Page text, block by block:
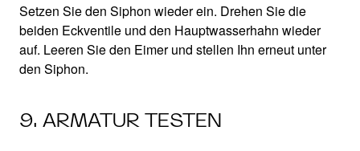
Setzen Sie den Siphon wieder ein. Drehen Sie die
beiden Eckventile und den Hauptwasserhahn wieder
auf. Leeren Sie den Eimer und stellen Ihn erneut unter
den Siphon.
9. ARMATUR TESTEN